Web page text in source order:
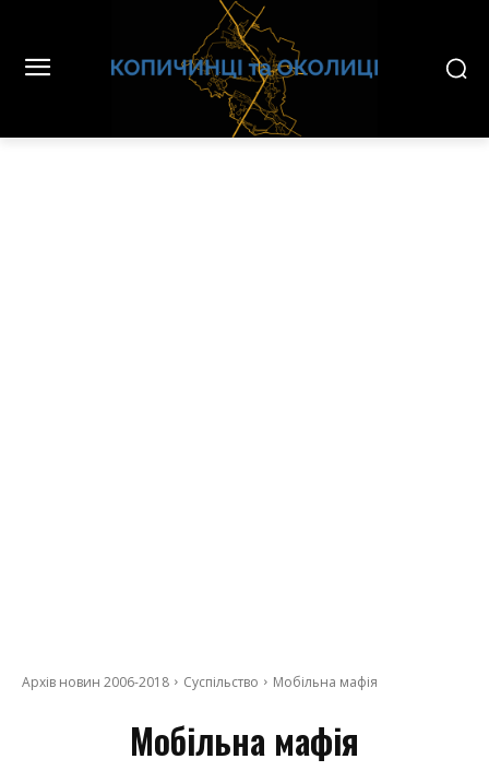
Архів новин 2006-2018 Суспільство Мобільна мафія
Мобільна мафія